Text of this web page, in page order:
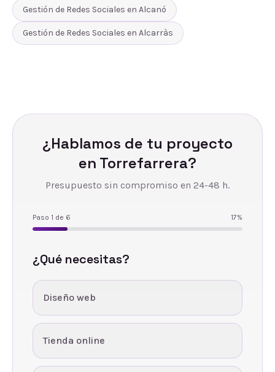
Gestión de Redes Sociales en Alcanó
Gestión de Redes Sociales en Alcarràs
¿Hablamos de tu proyecto
en Torrefarrera?
Presupuesto sin compromiso en 24-48 h.
Paso 1 de 6 17%
¿Qué necesitas?
Diseño web
Tienda online